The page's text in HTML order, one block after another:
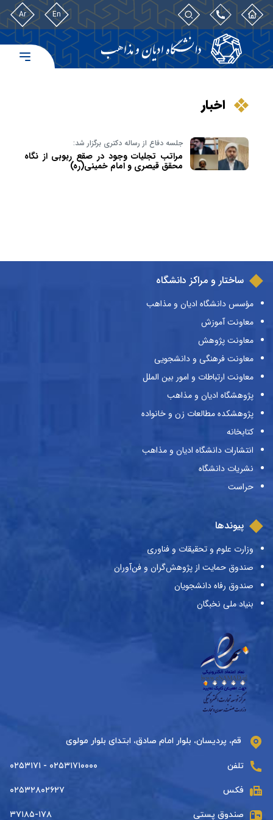
En
Ar
اخبار
جلسه دفاع از رساله دکتری برگزار شد:
مراتب تجليات وجود در صقع ربوبی از نگاه
محقق قيصری و امام خمينی(ره)
ساختار و مراکز دانشگاه
مؤسس دانشگاه ادیان و مذاهب
معاونت آموزش
معاونت پژوهش
معاونت فرهنگی و دانشجویی
معاونت ارتباطات و امور بین الملل
پژوهشگاه ادیان و مذاهب
پژوهشکده مطالعات زن و خانواده
کتابخانه
انتشارات دانشگاه ادیان و مذاهب
نشریات دانشگاه
حراست
پیوندها
وزارت علوم و تحقیقات و فناوری
صندوق حمایت از پژوهش‌گران و فن‌آوران
صندوق رفاه دانشجویان
بنیاد ملی نخبگان
قم، پردیسان، بلوار امام صادق، ابتدای بلوار مولوی
تلفن ۰۲۵۳۱۷۱۰۰۰۰ - ۰۲۵۳۱۷۱
فکس ۰۲۵۳۲۸۰۲۶۲۷
صندوق پستی ۳۷۱۸۵-۱۷۸